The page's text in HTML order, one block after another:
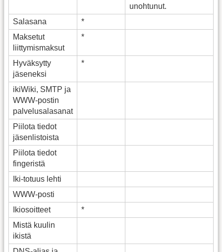
unohtunut.
Salasana
*
Maksetut
liittymismaksut
*
Hyväksytty
jäseneksi
*
ikiWiki, SMTP ja
WWW-postin
palvelusalasanat
Piilota tiedot
jäsenlistoista
Piilota tiedot
fingeristä
Iki-totuus lehti
WWW-posti
Ikiosoitteet
*
Mistä kuulin
ikistä